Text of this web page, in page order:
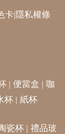
卡| 隱私權條
| 便當盒 | 咖
杯 | 紙杯
瓷杯 | 禮品玻